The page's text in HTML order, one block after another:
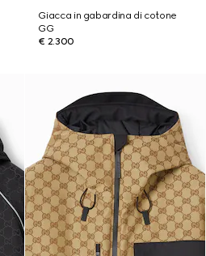
Giacca in gabardina di cotone
GG
€ 2.300